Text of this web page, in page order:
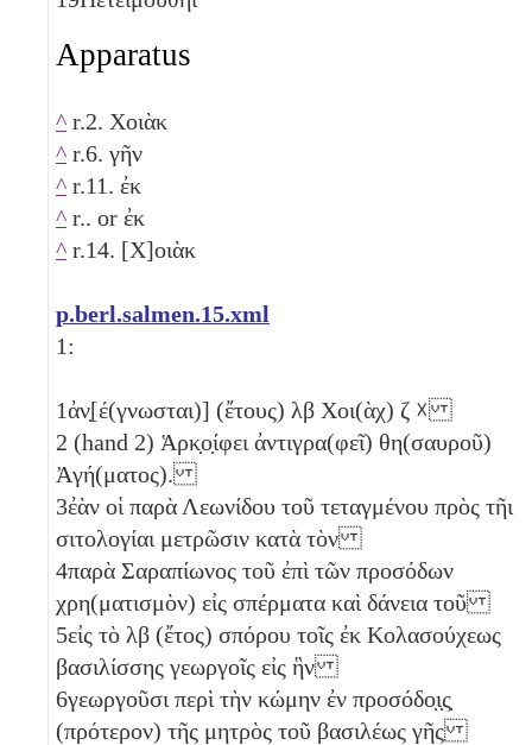
Apparatus
^ r.2. Χοιὰκ
^ r.6. γῆν
^ r.11. ἐκ
^ r.. or ἐκ
^ r.14. [Χ]οιὰκ
p.berl.salmen.15.xml
1:
1ἀν̣[έ(γνωσται)] (ἔτους) λβ Χοι(ὰχ) ζ ☓
2 (hand 2) Ἁρκ̣ο̣ίφει ἀντιγρα(φεῖ) θη(σαυροῦ)
Ἀγή(ματος).
3ἐὰν οἱ παρὰ Λεωνίδου τοῦ τεταγμένου πρὸς τῆι
σιτολογίαι μετρῶσιν κατὰ τὸν
4παρὰ Σαραπίωνος τοῦ ἐπὶ τῶν προσόδων
χρη(ματισμὸν) εἰς σπέρματα καὶ δάνεια τοῦ
5εἰς τὸ λβ (ἔτος) σπόρου τοῖς ἐκ Κολασούχεως
βασιλίσσης γεωργοῖς εἰς ἣν
6γεωργοῦσι περὶ τὴν κώμην ἐν προσόδο̣ι̣ς̣
(πρότερον) τῆς μητρὸς τοῦ βασιλέως γῆς